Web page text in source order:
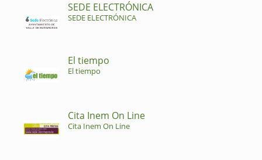
SEDE ELECTRÓNICA
SEDE ELECTRÓNICA
El tiempo
El tiempo
Cita Inem On Line
Cita Inem On Line